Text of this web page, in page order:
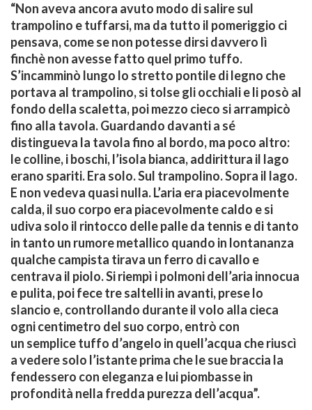
“Non aveva ancora avuto modo di salire sul
trampolino e tuffarsi, ma da tutto il pomeriggio ci
pensava,come se non potesse dirsi davvero lì
finchè non avessefatto quel primo tuffo.
S’incamminò lungo lo stretto pontile di legno che
portava al trampolino, si tolse gliocchiali e li posò al
fondo della scaletta, poi mezzo cieco si arrampicò
fino alla tavola. Guardando davanti a sé
distingueva la tavola fino al bordo, ma poco altro:
lecolline, i boschi, l’isola bianca, addirittura il lago
erano spariti. Era solo. Sul trampolino. Sopra il lago.
E nonvedeva quasi nulla. L’aria era piacevolmente
calda, il suo corpo era piacevolmente caldo e si
udiva solo il rintocco delle palle da tennis e di tanto
in tanto un rumore metallico quando in lontananza
qualche campista tirava un ferro di cavallo e
centrava il piolo. Si riempì ipolmoni dell’aria innocua
e pulita, poi fece tre saltelli in avanti, prese lo
slancio e, controllando durante il volo alla cieca
ogni centimetro del suo corpo, entrò con
un semplice tuffo d’angelo in quell’acqua che riuscì
a vedere solo l’istante prima che le sue braccia la
fendessero con eleganza e lui piombasse in
profondità nella fredda purezza dell’acqua”.